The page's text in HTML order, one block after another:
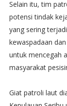
Selain itu, tim
potensi tindak
yang sering
kewaspadaan
untuk mencegah
masyarakat
Giat patroli laut